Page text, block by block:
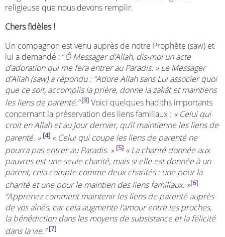
religieuse que nous devons remplir.
Chers fidèles !
Un compagnon est venu auprès de notre Prophète (saw) et
lui a demandé : “Ô Messager d’Allah, dis-moi un acte
d’adoration qui me fera entrer au Paradis. » Le Messager
d’Allah (saw) a répondu : “Adore Allah sans Lui associer quoi
que ce soit, accomplis la prière, donne la zakât et maintiens
les liens de parenté.” [3] Voici quelques hadiths importants
concernant la préservation des liens familiaux : « Celui qui
croit en Allah et au Jour dernier, qu’il maintienne les liens de
parenté. » [4] « Celui qui coupe les liens de parenté ne
pourra pas entrer au Paradis. » [5] « La charité donnée aux
pauvres est une seule charité, mais si elle est donnée à un
parent, cela compte comme deux charités : une pour la
charité et une pour le maintien des liens familiaux. »[6]
“Apprenez comment maintenir les liens de parenté auprès
de vos aînés, car cela augmente l’amour entre les proches,
la bénédiction dans les moyens de subsistance et la félicité
dans la vie.”[7]